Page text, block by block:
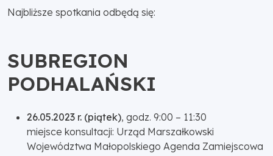
Najbliższe spotkania odbędą się:
SUBREGION
PODHALAŃSKI
26.05.2023 r. (piątek), godz. 9:00 – 11:30
miejsce konsultacji: Urząd Marszałkowski
Województwa Małopolskiego Agenda Zamiejscowa